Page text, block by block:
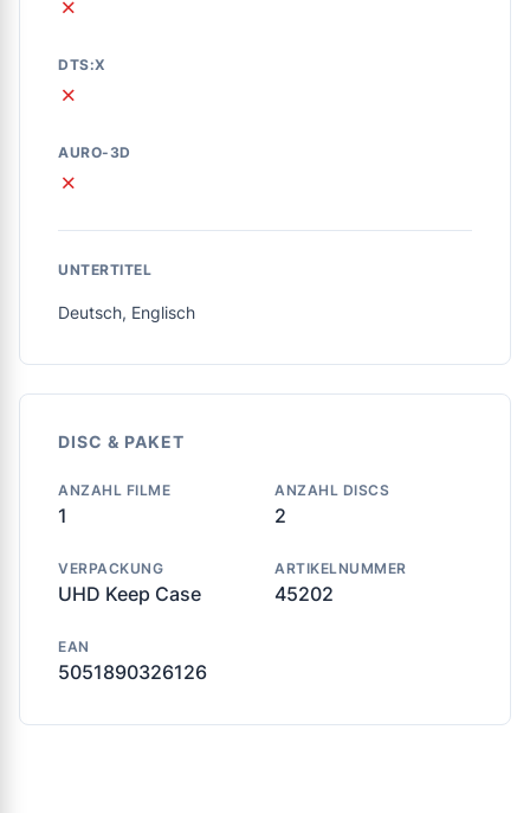
✗
DTS:X
✗
AURO-3D
✗
UNTERTITEL
Deutsch, Englisch
DISC & PAKET
ANZAHL FILME
1
ANZAHL DISCS
2
VERPACKUNG
UHD Keep Case
ARTIKELNUMMER
45202
EAN
5051890326126